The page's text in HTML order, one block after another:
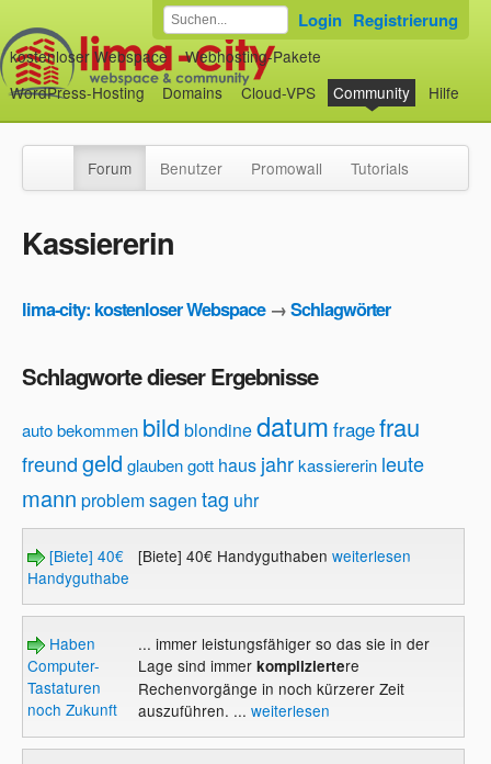
kostenloser Webspace
Webhosting-Pakete
WordPress-Hosting
Domains Cloud-VPS Community Hilfe
Login Registrierung
Forum Benutzer Promowall Tutorials
Kassiererin
lima-city: kostenloser Webspace→Schlagwörter
Schlagworte dieser Ergebnisse
autobekommen bild blondinedatum fragefrau
freundgeld glaubengott haus jahrkassiererin leute
mann problemsagen tag uhr
[Biete] 40€
Handyguthaben
[Biete] 40€ Handyguthaben weiterlesen
Haben
Computer-
Tastaturen
noch Zukunft
... immer leistungsfähiger so das sie in der
Lage sind immerkompliziertere
Rechenvorgänge in noch kürzerer Zeit
auszuführen. ... weiterlesen